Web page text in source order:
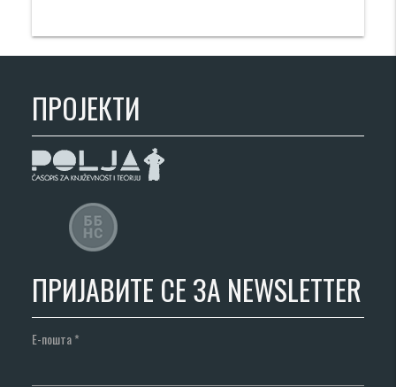
ПРОЈЕКТИ
ПРИЈАВИТЕ СЕ ЗА NEWSLETTER
Е-пошта*